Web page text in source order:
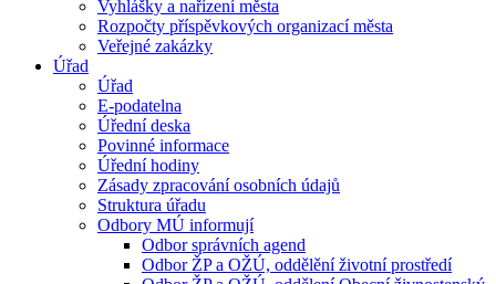
Vyhlášky a nařízení města
Rozpočty příspěvkových organizací města
Veřejné zakázky
Úřad
Úřad
E-podatelna
Úřední deska
Povinné informace
Úřední hodiny
Zásady zpracování osobních údajů
Struktura úřadu
Odbory MÚ informují
Odbor správních agend
Odbor ŽP a OŽÚ, oddělění životní prostředí